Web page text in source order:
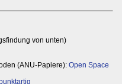
von unten)
(ANU-Papiere): Open Space